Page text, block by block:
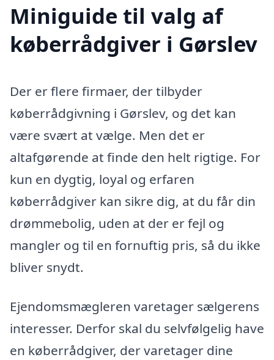
Miniguide til valg af
køberrådgiver i Gørslev
Der er flere firmaer, der tilbyder
køberrådgivning i Gørslev, og det kan
være svært at vælge. Men det er
altafgørende at finde den helt rigtige. For
kun en dygtig, loyal og erfaren
køberrådgiver kan sikre dig, at du får din
drømmebolig, uden at der er fejl og
mangler og til en fornuftig pris, så du ikke
bliver snydt.
Ejendomsmægleren varetager sælgerens
interesser. Derfor skal du selvfølgelig have
en køberrådgiver, der varetager dine